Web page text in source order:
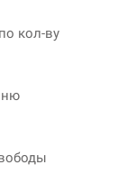
кол-ву